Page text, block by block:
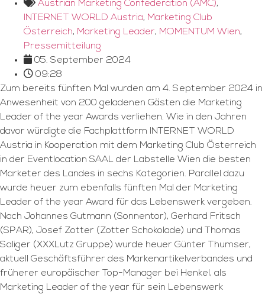
Austrian Marketing Confederation (AMC),
INTERNET WORLD Austria, Marketing Club
Österreich, Marketing Leader, MOMENTUM Wien,
Pressemitteilung
05. September 2024
09:28
Zum bereits fünften Mal wurden am 4. September 2024 in
Anwesenheit von 200 geladenen Gästen die Marketing
Leader of the year Awards verliehen. Wie in den Jahren
davor würdigte die Fachplattform INTERNET WORLD
Austria in Kooperation mit dem Marketing Club Österreich
in der Eventlocation SAAL der Labstelle Wien die besten
Marketer des Landes in sechs Kategorien. Parallel dazu
wurde heuer zum ebenfalls fünften Mal der Marketing
Leader of the year Award für das Lebenswerk vergeben.
Nach Johannes Gutmann (Sonnentor), Gerhard Fritsch
(SPAR), Josef Zotter (Zotter Schokolade) und Thomas
Saliger (XXXLutz Gruppe) wurde heuer Günter Thumser,
aktuell Geschäftsführer des Markenartikelverbandes und
früherer europäischer Top-Manager bei Henkel, als
Marketing Leader of the year für sein Lebenswerk